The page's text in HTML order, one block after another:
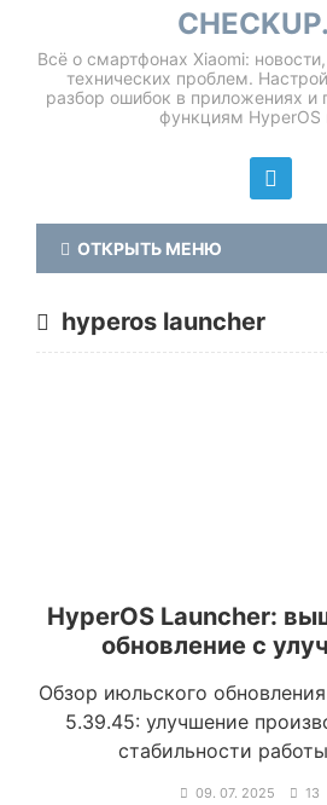
Всё о смартфонах Xiaomi:
технических проблем.
разбор ошибок в приложениях и
функциям HyperOS
ОТКРЫТЬ МЕНЮ
hyperos launcher
HyperOS Launcher:
обновление с
Обзор июльского
5.39.45: улучшение
стабильности
09. 07. 2025